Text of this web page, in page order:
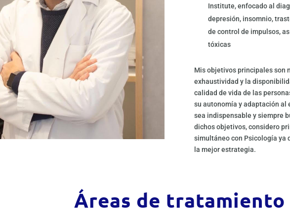
Institute, enfocado al
depresión, insomnio,
de control de impulsos,
tóxicas
Mis objetivos principales son
exhaustividad y la
calidad de vida de las
su autonomía y adaptación al
sea indispensable y siempre
dichos objetivos, considero
simultáneo con Psicología ya
la mejor estrategia.
Áreas de tratamiento